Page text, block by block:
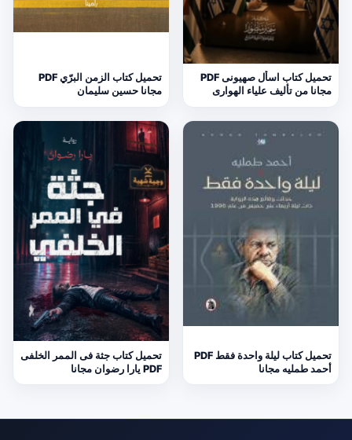
تحميل كتاب اسأل صهيونى PDF
مجانا من تأليف علياء الهوارى
تحميل كتاب الزمن البرّي PDF
مجانا حسين سليمان
تحميل كتاب ليلة واحدة فقط PDF
أحمد طمليه مجانا
تحميل كتاب جثة فى الممر الخلفى
PDF يارا رضوان مجانا